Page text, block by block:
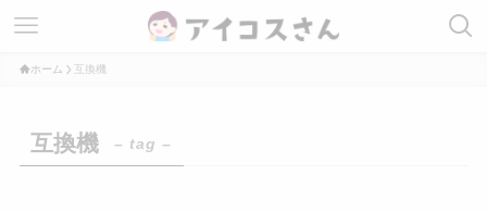
ホーム 互換機
互換機 – tag –